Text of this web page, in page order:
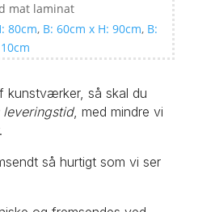
mat laminat
80cm, B: 60cm x H: 90cm, B:
kunstværker, så skal du
, med mindre vi
så hurtigt som vi ser